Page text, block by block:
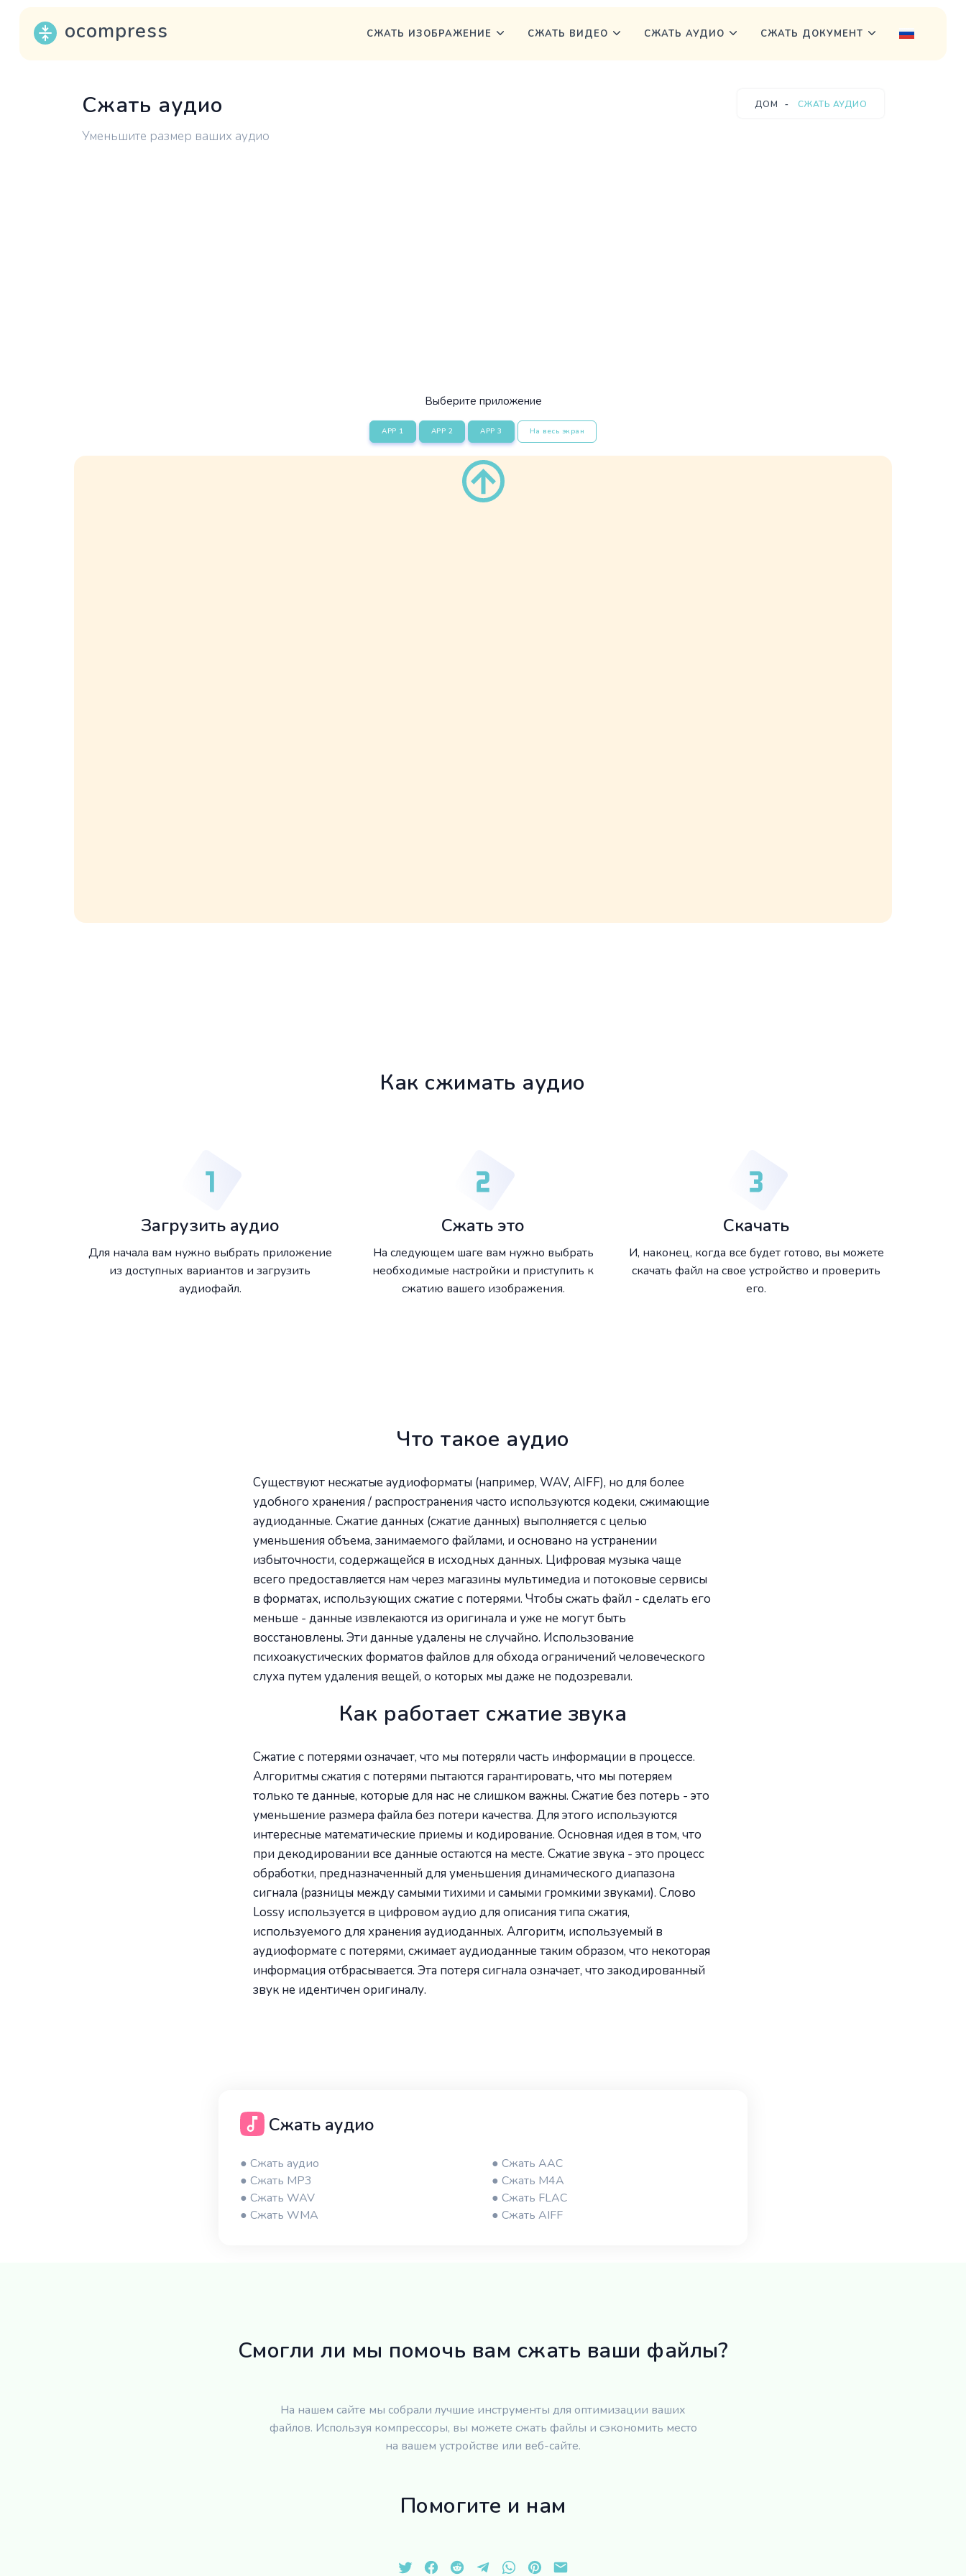
ocompress СЖАТЬ ИЗОБРАЖЕНИЕ СЖАТЬ ВИДЕО СЖАТЬ АУДИО СЖАТЬ ДОКУМЕНТ
Сжать аудио
Уменьшите размер ваших аудио
ДОМ СЖАТЬ АУДИО
Выберите приложение
APP 1 APP 2 APP 3 На весь экран
Как сжимать аудио
Загрузить аудио
Для начала вам нужно выбрать приложение
из доступных вариантов и загрузить
аудиофайл.
Сжать это
На следующем шаге вам нужно выбрать
необходимые настройки и приступить к
сжатию вашего изображения.
Скачать
И, наконец, когда все будет готово, вы можете
скачать файл на свое устройство и проверить
его.
Что такое аудио
Существуют несжатые аудиоформаты (например, WAV, AIFF), но для более
удобного хранения / распространения часто используются кодеки, сжимающие
аудиоданные. Сжатие данных (сжатие данных) выполняется с целью
уменьшения объема, занимаемого файлами, и основано на устранении
избыточности, содержащейся в исходных данных. Цифровая музыка чаще
всего предоставляется нам через магазины мультимедиа и потоковые сервисы
в форматах, использующих сжатие с потерями. Чтобы сжать файл - сделать его
меньше - данные извлекаются из оригинала и уже не могут быть
восстановлены. Эти данные удалены не случайно. Использование
психоакустических форматов файлов для обхода ограничений человеческого
слуха путем удаления вещей, о которых мы даже не подозревали.
Как работает сжатие звука
Сжатие с потерями означает, что мы потеряли часть информации в процессе.
Алгоритмы сжатия с потерями пытаются гарантировать, что мы потеряем
только те данные, которые для нас не слишком важны. Сжатие без потерь - это
уменьшение размера файла без потери качества. Для этого используются
интересные математические приемы и кодирование. Основная идея в том, что
при декодировании все данные остаются на месте. Сжатие звука - это процесс
обработки, предназначенный для уменьшения динамического диапазона
сигнала (разницы между самыми тихими и самыми громкими звуками). Слово
Lossy используется в цифровом аудио для описания типа сжатия,
используемого для хранения аудиоданных. Алгоритм, используемый в
аудиоформате с потерями, сжимает аудиоданные таким образом, что некоторая
информация отбрасывается. Эта потеря сигнала означает, что закодированный
звук не идентичен оригиналу.
Сжать аудио
● Сжать аудио
● Сжать MP3
● Сжать WAV
● Сжать WMA
● Сжать AAC
● Сжать M4A
● Сжать FLAC
● Сжать AIFF
Смогли ли мы помочь вам сжать ваши файлы?
На нашем сайте мы собрали лучшие инструменты для оптимизации ваших
файлов. Используя компрессоры, вы можете сжать файлы и сэкономить место
на вашем устройстве или веб-сайте.
Помогите и нам